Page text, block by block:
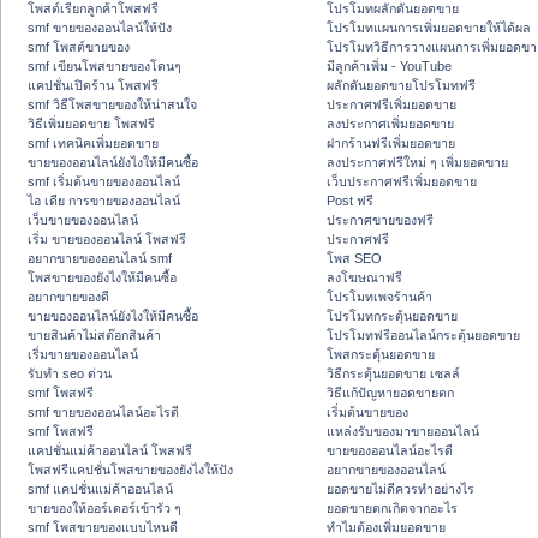
โพสต์เรียกลูกค้าโพสฟรี
smf ขายของออนไลน์ให้ปัง
smf โพสต์ขายของ
smf เขียนโพสขายของโดนๆ
แคปชั่นเปิดร้าน โพสฟรี
smf วิธีโพสขายของให้น่าสนใจ
วิธีเพิ่มยอดขาย โพสฟรี
smf เทคนิคเพิ่มยอดขาย
ขายของออนไลน์ยังไงให้มีคนซื้อ
smf เริ่มต้นขายของออนไลน์
ไอ เดีย การขายของออนไลน์
เว็บขายของออนไลน์
เริ่ม ขายของออนไลน์ โพสฟรี
อยากขายของออนไลน์ smf
โพสขายของยังไงให้มีคนซื้อ
อยากขายของดี
ขายของออนไลน์ยังไงให้มีคนซื้อ
ขายสินค้าไม่สต๊อกสินค้า
เริ่มขายของออนไลน์
รับทำ seo ด่วน
smf โพสฟรี
smf ขายของออนไลน์อะไรดี
smf โพสฟรี
แคปชั่นแม่ค้าออนไลน์ โพสฟรี
โพสฟรีแคปชั่นโพสขายของยังไงให้ปัง
smf แคปชั่นแม่ค้าออนไลน์
ขายของให้ออร์เดอร์เข้ารัว ๆ
smf โพสขายของแบบไหนดี
โปรโมทผลักดันยอดขาย
โปรโมทแผนการเพิ่มยอดขายให้ได้ผล
โปรโมทวิธีการวางแผนการเพิ่มยอดข
มีลูกค้าเพิ่ม - YouTube
ผลักดันยอดขายโปรโมทฟรี
ประกาศฟรีเพิ่มยอดขาย
ลงประกาศเพิ่มยอดขาย
ฝากร้านฟรีเพิ่มยอดขาย
ลงประกาศฟรีใหม่ ๆ เพิ่มยอดขาย
เว็บประกาศฟรีเพิ่มยอดขาย
Post ฟรี
ประกาศขายของฟรี
ประกาศฟรี
โพส SEO
ลงโฆษณาฟรี
โปรโมทเพจร้านค้า
โปรโมทกระตุ้นยอดขาย
โปรโมทฟรีออนไลน์กระตุ้นยอดขาย
โพสกระตุ้นยอดขาย
วิธีกระตุ้นยอดขาย เซลล์
วิธีแก้ปัญหายอดขายตก
เริ่มต้นขายของ
แหล่งรับของมาขายออนไลน์
ขายของออนไลน์อะไรดี
อยากขายของออนไลน์
ยอดขายไม่ดีควรทำอย่างไร
ยอดขายตกเกิดจากอะไร
ทำไมต้องเพิ่มยอดขาย